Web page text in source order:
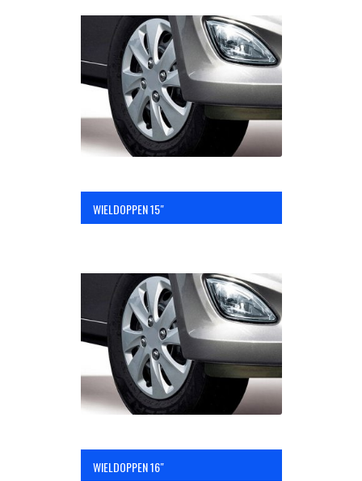
WIELDOPPEN 15″
WIELDOPPEN 16″